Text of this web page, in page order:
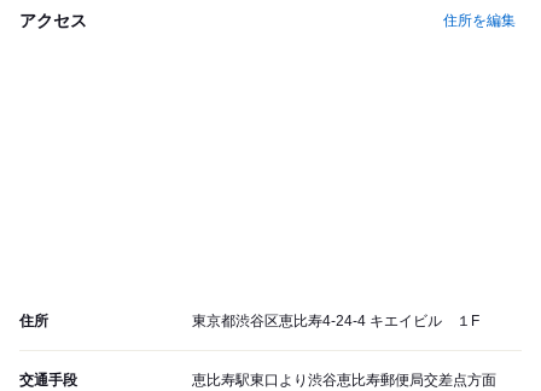
アクセス 住所を編集
住所 東京都渋谷区恵比寿4-24-4 キエイビル １F
交通手段
恵比寿駅東口より渋谷恵比寿郵便局交差点方面